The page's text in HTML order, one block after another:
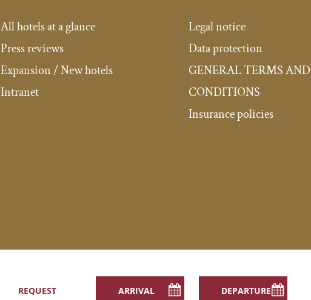
All hotels at a glance
Press reviews
Expansion / New hotels
Intranet
Legal notice
Data protection
GENERAL TERMS AND
CONDITIONS
Insurance policies